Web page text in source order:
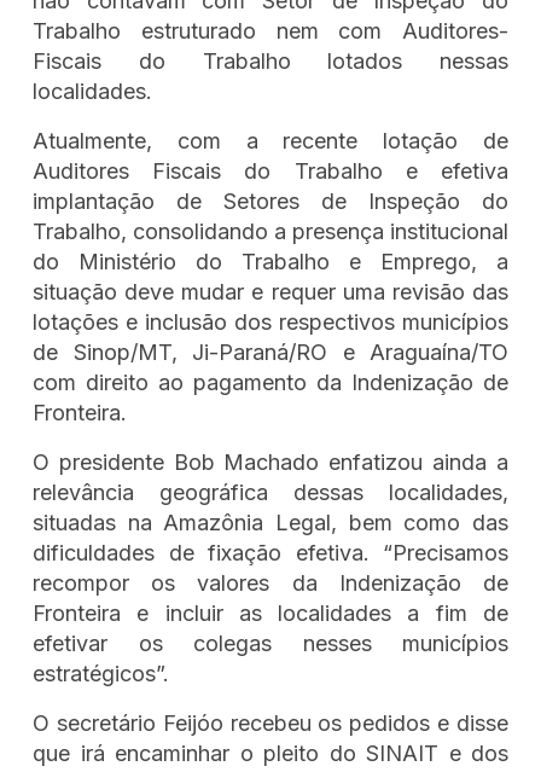
Trabalho estruturado nem com Auditores-
Fiscais do Trabalho lotados nessas
localidades.
Atualmente, com a recente lotação de
Auditores Fiscais do Trabalho e efetiva
implantação de Setores de Inspeção do
Trabalho, consolidando a presença institucional
do Ministério do Trabalho e Emprego, a
situação deve mudar e requer uma revisão das
lotações e inclusão dos respectivos municípios
de Sinop/MT, Ji-Paraná/RO e Araguaína/TO
com direito ao pagamento da Indenização de
Fronteira.
O presidente Bob Machado enfatizou ainda a
relevância geográfica dessas localidades,
situadas na Amazônia Legal, bem como das
dificuldades de fixação efetiva. “Precisamos
recompor os valores da Indenização de
Fronteira e incluir as localidades a fim de
efetivar os colegas nesses municípios
estratégicos”.
O secretário Feijóo recebeu os pedidos e disse
que irá encaminhar o pleito do SINAIT e dos